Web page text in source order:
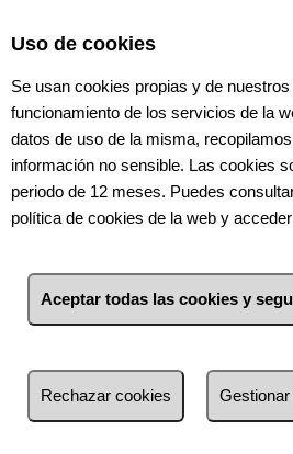
(Cádiz)
Uso de cookies
Se usan cookies propias y de
funcionamiento de los servicios de la
datos de uso de la misma,
información no sensible. Las cookies
periodo de 12 meses. Puedes
política de cookies de la web y
Aceptar todas las cookies y
Rechazar cookies